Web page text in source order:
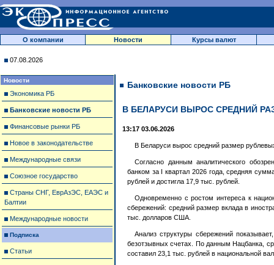
О компании Новости Курсы валют
07.08.2026
Новости
Экономика РБ
Банковские новости РБ
Финансовые рынки РБ
Новое в законодательстве
Международные связи
Союзное государство
Страны СНГ, ЕврАзЭС, ЕАЭС и
Балтии
Международные новости
Подписка
Статьи
Банковские новости РБ
В БЕЛАРУСИ ВЫРОС СРЕДНИЙ
13:17 03.06.2026
В Беларуси вырос средний размер
Согласно данным аналитического
банком за I квартал 2026 года, средняя
рублей и достигла 17,9 тыс. рублей.
Одновременно с ростом интереса к
сбережений: средний размер вклада в
тыс. долларов США.
Анализ структуры сбережений
безотзывных счетах. По данным Нацбанка,
составил 23,1 тыс. рублей в национальной